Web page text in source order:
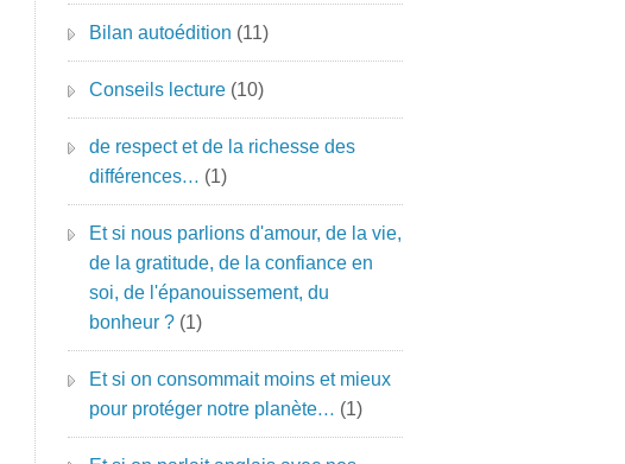
Bilan autoédition (11)
Conseils lecture(10)
de respect et de la richesse des
différences… (1)
Et si nous parlions d'amour, de la vie,
de la gratitude, de la confiance en
soi, de l'épanouissement, du
bonheur ?(1)
Et si on consommait moins et mieux
pour protéger notre planète… (1)